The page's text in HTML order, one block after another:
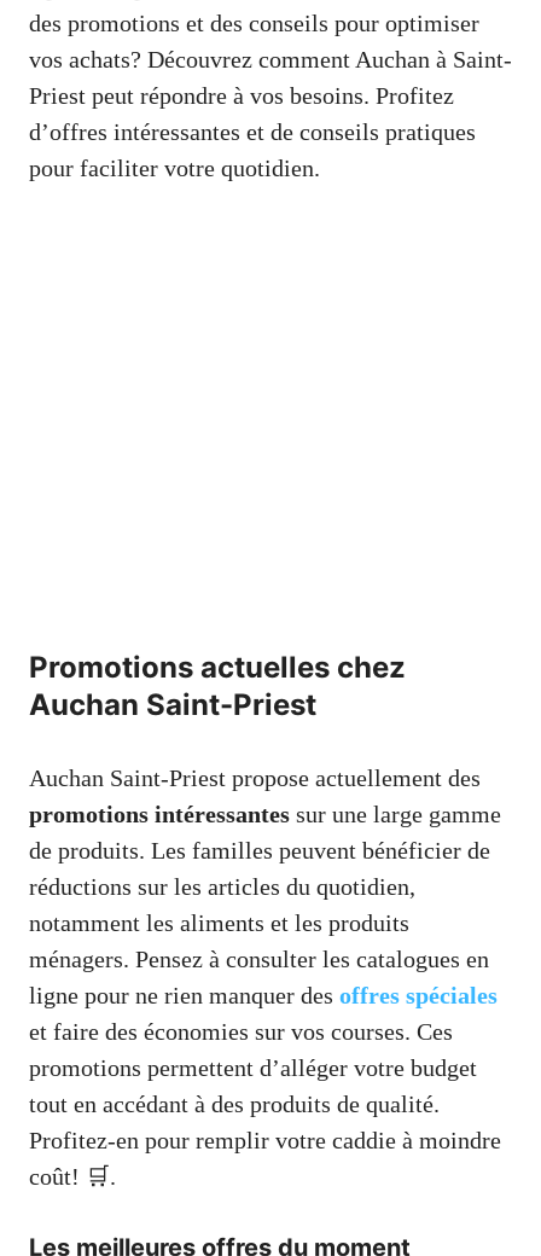
des promotions et des conseils pour optimiser
vos achats? Découvrez comment Auchan à Saint-
Priest peut répondre à vos besoins. Profitez
d’offres intéressantes et de conseils pratiques
pour faciliter votre quotidien.
Promotions actuelles chez
Auchan Saint-Priest
Auchan Saint-Priest propose actuellement des
promotions intéressantes sur une large gamme
de produits. Les familles peuvent bénéficier de
réductions sur les articles du quotidien,
notamment les aliments et les produits
ménagers. Pensez à consulter les catalogues en
ligne pour ne rien manquer des offres spéciales
et faire des économies sur vos courses. Ces
promotions permettent d’alléger votre budget
tout en accédant à des produits de qualité.
Profitez-en pour remplir votre caddie à moindre
coût! 🛒.
Les meilleures offres du moment